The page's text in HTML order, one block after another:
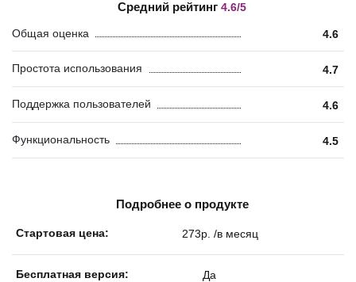
Средний рейтинг 4.6/5
Общая оценка 4.6
Простота использования 4.7
Поддержка пользователей 4.6
Функциональность 4.5
Подробнее о продукте
Стартовая цена: 273р. /в месяц
Бесплатная версия: Да